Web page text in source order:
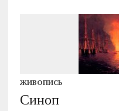
ЖИВОПИСЬ
Синоп